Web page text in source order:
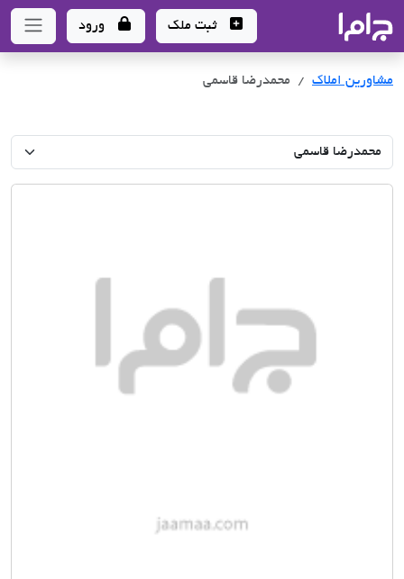
- سامانه جامع املاک و مشاورین املاک
ثبت ملک ورود
مشاورین املاک محمدرضا قاسمی